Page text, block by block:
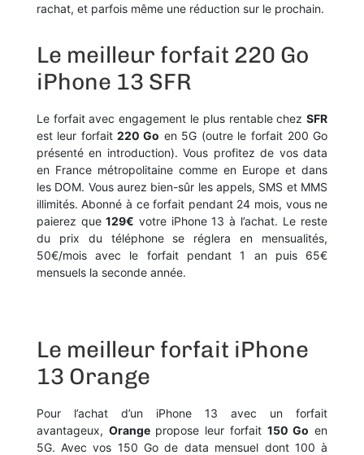
rachat, et parfois même une réduction sur le prochain.
Le meilleur forfait 220 Go
iPhone 13 SFR
Le forfait avec engagement le plus rentable chezSFR
est leur forfait220 Go en 5G (outre le forfait 200 Go
présenté en introduction). Vous profitez de vos data
en France métropolitaine comme en Europe et dans
les DOM. Vous aurez bien-sûr les appels, SMS et MMS
illimités. Abonné à ce forfait pendant 24 mois, vous ne
paierez que129€ votre iPhone 13 à l’achat. Le reste
du prix du téléphone se réglera en mensualités,
50€/mois avec le forfait pendant 1 an puis 65€
mensuels la seconde année.
Le meilleur forfait iPhone
13 Orange
Pour l’achat d’un iPhone 13 avec un forfait
avantageux, Orangepropose leur forfait 150 Go en
5G. Avec vos 150 Go de data mensuel dont 100 à